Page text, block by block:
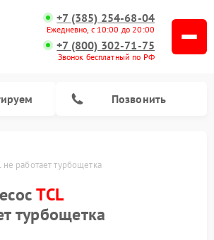
+7 (385) 254-68-04
Ежедневно, с 10:00 до 20:00
+7 (800) 302-71-75
Звонок бесплатный по РФ
Позвонить
работает турбощетка
TCL
турбощетка